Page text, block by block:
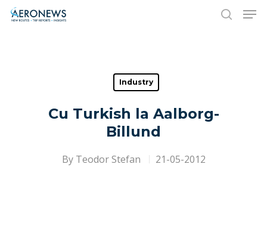
Hit enter to search or ESC to close
Industry
Cu Turkish la Aalborg-
Billund
By Teodor Stefan 21-05-2012